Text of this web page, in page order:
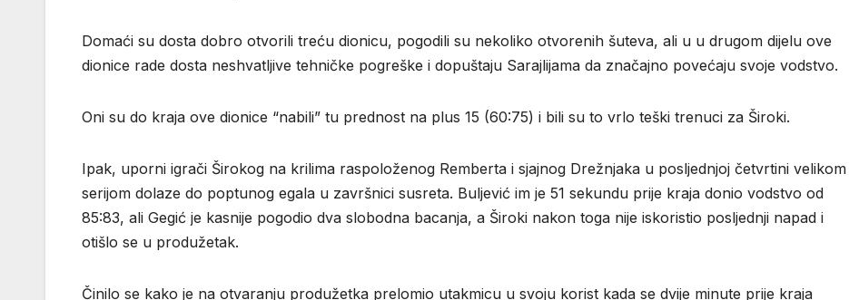
Domaći su dosta dobro otvorili treću dionicu, pogodili su nekoliko otvorenih šuteva, ali u u drugom dijelu ove
dionice rade dosta neshvatljive tehničke pogreške i dopuštaju Sarajlijama da značajno povećaju svoje vodstvo.
Oni su do kraja ove dionice “nabili” tu prednost na plus 15 (60:75) i bili su to vrlo teški trenuci za Široki.
Ipak, uporni igrači Širokog na krilima raspoloženog Remberta i sjajnog Drežnjaka u posljednjoj četvrtini velikom
serijom dolaze do poptunog egala u završnici susreta. Buljević im je 51 sekundu prije kraja donio vodstvo od
85:83, ali Gegić je kasnije pogodio dva slobodna bacanja, a Široki nakon toga nije iskoristio posljednji napad i
otišlo se u produžetak.
Činilo se kako je na otvaranju produžetka prelomio utakmicu u svoju korist kada se dvije minute prije kraja